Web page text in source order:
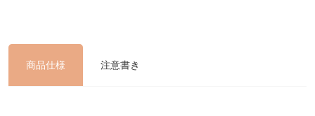
商品仕様 注意書き